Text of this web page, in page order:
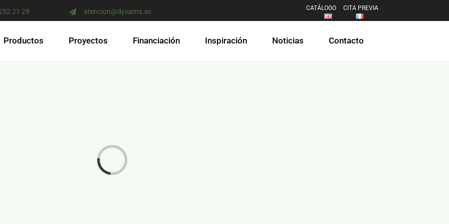
21 28 atencion@dysama.es CATÁLOGO CITA PREVIA
Productos Proyectos Financiación Inspiración Noticias Contacto
Loading...